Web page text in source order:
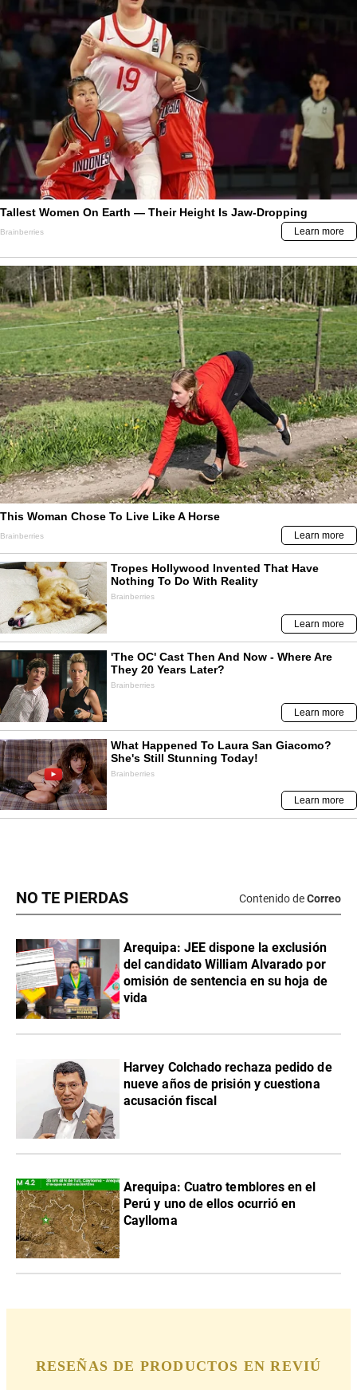
NO TE PIERDAS Contenido deCorreo
​Arequipa: JEE dispone la exclusión
del candidato William Alvarado por
omisión de sentencia en su hoja de
vida
Harvey Colchado rechaza pedido de
nueve años de prisión y cuestiona
acusación fiscal
Arequipa: Cuatro temblores en el
Perú y uno de ellos ocurrió en
Caylloma